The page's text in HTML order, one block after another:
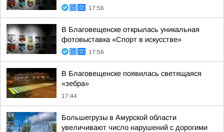
17:56
В Благовещенске открылась уникальная
фотовыставка «Спорт в искусстве»
17:56
В Благовещенске появилась светящаяся
«зебра»
17:44
Большегрузы в Амурской области
увеличивают число нарушений с дорогими